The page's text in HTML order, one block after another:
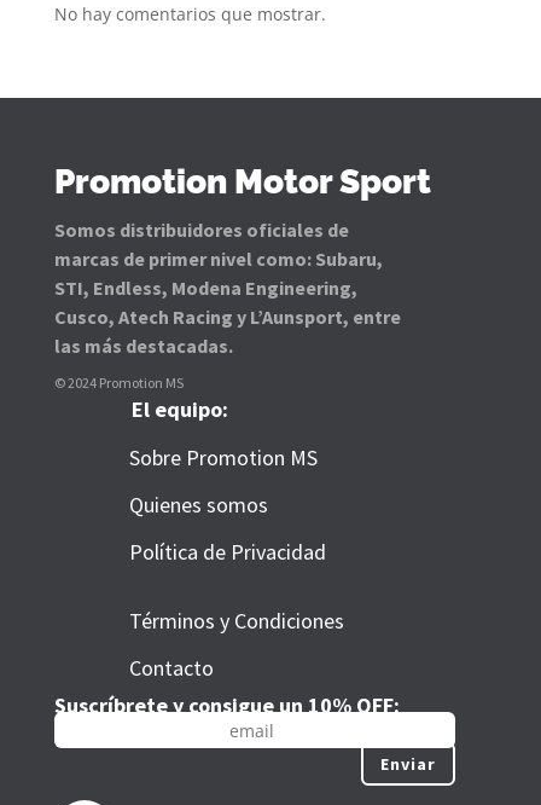
No hay comentarios que mostrar.
Promotion Motor Sport
Somos distribuidores oficiales de
marcas de primer nivel como: Subaru,
STI, Endless, Modena Engineering,
Cusco, Atech Racing y L’Aunsport, entre
las más destacadas.
© 2024 Promotion MS
El equipo:
Sobre Promotion MS
Quienes somos
Política de Privacidad
Términos y Condiciones
Contacto
Suscríbrete y consigue un 10% OFF:
Enviar